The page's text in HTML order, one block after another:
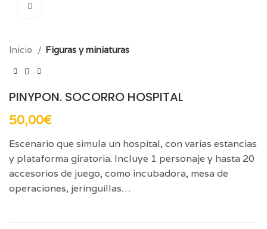
Inicio Figuras y miniaturas
PINYPON. SOCORRO HOSPITAL
50,00€
Escenario que simula un hospital, con varias estancias
y plataforma giratoria. Incluye 1 personaje y hasta 20
accesorios de juego, como incubadora, mesa de
operaciones, jeringuillas…